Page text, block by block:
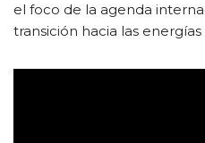
el foco de la agenda
transición hacia las